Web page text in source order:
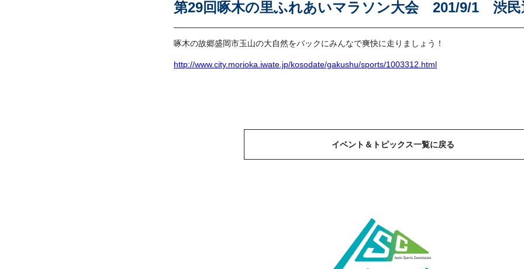
第29回啄木の里ふれあいマラソン大会 201/9/1 渋民
啄木の故郷盛岡市玉山の大自然をバックにみんなで爽快に走りましょう！
http://www.city.morioka.iwate.jp/kosodate/gakushu/sports/1003312.html
イベント＆トピックス一覧に戻る